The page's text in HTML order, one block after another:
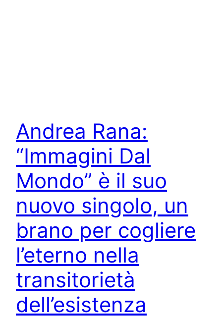
Andrea Rana:
“Immagini Dal
Mondo” è il suo
nuovo singolo, un
brano per cogliere
l’eterno nella
transitorietà
dell’esistenza